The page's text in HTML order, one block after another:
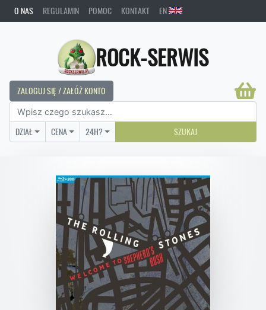
O NAS REGULAMIN POMOC KONTAKT EN
ROCK-SERWIS
ZALOGUJ SIĘ / ZAŁÓŻ KONTO
DZIAŁ CENA 24H? SZUKAJ